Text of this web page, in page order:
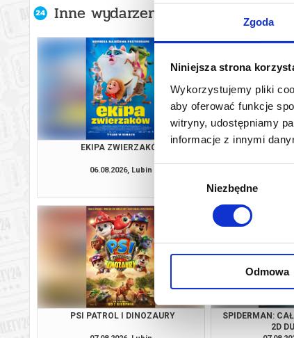
Zgoda
Niniejsza strona
Wykorzystujemy pliki
aby oferować funkcje
witryny, udostępniamy
informacje z innymi
Niezbędne
Odmowa
Inne wydarzenia organizatora
EKIPA ZWIERZAKÓW
06.08.2026, Lubin
SPIDERMAN:
PSI PATROL I DINOZAURY
SPIDERMAN:
2D